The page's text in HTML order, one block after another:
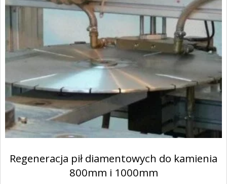
Regeneracja pił diamentowych do kamienia
800mm i 1000mm